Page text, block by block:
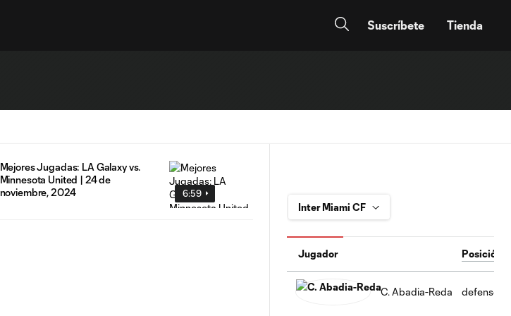
Suscríbete Tienda
6:59
Mejores Jugadas: LA Galaxy vs.
Minnesota United | 24 de
noviembre, 2024
Jugador Posición
C. Abadia-Reda defense